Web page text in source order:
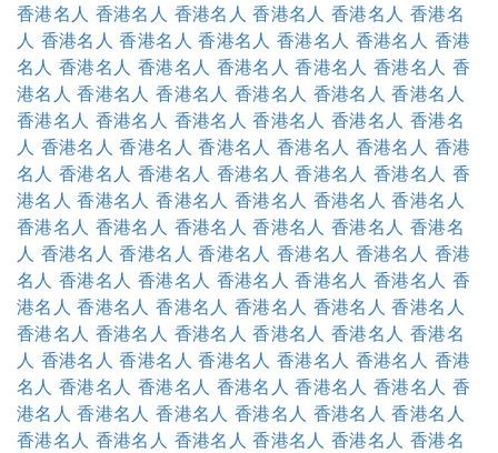
香港名人 香港名人 香港名人 香港名人 香港名人 香港名
人 香港名人 香港名人 香港名人 香港名人 香港名人 香港
名人 香港名人 香港名人 香港名人 香港名人 香港名人 香
港名人 香港名人 香港名人 香港名人 香港名人 香港名人
香港名人 香港名人 香港名人 香港名人 香港名人 香港名
人 香港名人 香港名人 香港名人 香港名人 香港名人 香港
名人 香港名人 香港名人 香港名人 香港名人 香港名人 香
港名人 香港名人 香港名人 香港名人 香港名人 香港名人
香港名人 香港名人 香港名人 香港名人 香港名人 香港名
人 香港名人 香港名人 香港名人 香港名人 香港名人 香港
名人 香港名人 香港名人 香港名人 香港名人 香港名人 香
港名人 香港名人 香港名人 香港名人 香港名人 香港名人
香港名人 香港名人 香港名人 香港名人 香港名人 香港名
人 香港名人 香港名人 香港名人 香港名人 香港名人 香港
名人 香港名人 香港名人 香港名人 香港名人 香港名人 香
港名人 香港名人 香港名人 香港名人 香港名人 香港名人
香港名人 香港名人 香港名人 香港名人 香港名人 香港名